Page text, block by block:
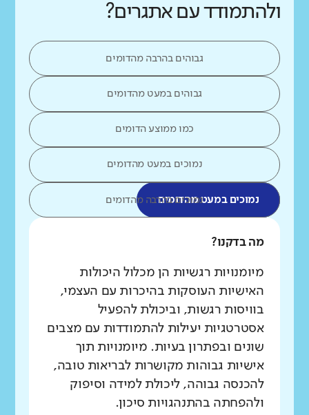
ולהתמודד עם אתגרים?
גבוהים בהרבה מהדומים
גבוהים במעט מהדומים
כמו ממוצע הדומים
נמוכים במעט מהדומים
נמוכים במעט מהדומיםנמוכים בהרבה מהדומים
מה בדקנו?
מיומנויות רגשיות הן מכלול היכולות
האישיות העוסקות בהיכרות עם העצמי,
בוויסות רגשות, וביכולת להפעיל
אסטרטגיות יעילות להתמודדות עם מצבים
שונים ובפתרון בעיות. מיומנויות תוך
אישיות גבוהות מקושרות לבריאות טובה,
להכנסה גבוהה, ליכולת למידה וסיפוק
ולהפחתה בהתנהגויות סיכון.